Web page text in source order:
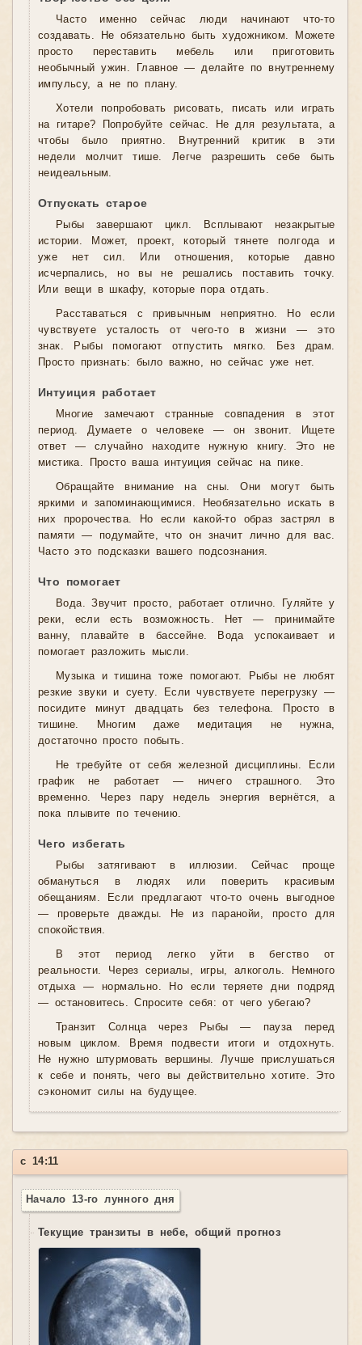
Часто именно сейчас люди начинают что-то
создавать. Не обязательно быть художником. Можете
просто переставить мебель или приготовить
необычный ужин. Главное — делайте по внутреннему
импульсу, а не по плану.
Хотели попробовать рисовать, писать или играть
на гитаре? Попробуйте сейчас. Не для результата, а
чтобы было приятно. Внутренний критик в эти
недели молчит тише. Легче разрешить себе быть
неидеальным.
Отпускать старое
Рыбы завершают цикл. Всплывают незакрытые
истории. Может, проект, который тянете полгода и
уже нет сил. Или отношения, которые давно
исчерпались, но вы не решались поставить точку.
Или вещи в шкафу, которые пора отдать.
Расставаться с привычным неприятно. Но если
чувствуете усталость от чего-то в жизни — это
знак. Рыбы помогают отпустить мягко. Без драм.
Просто признать: было важно, но сейчас уже нет.
Интуиция работает
Многие замечают странные совпадения в этот
период. Думаете о человеке — он звонит. Ищете
ответ — случайно находите нужную книгу. Это не
мистика. Просто ваша интуиция сейчас на пике.
Обращайте внимание на сны. Они могут быть
яркими и запоминающимися. Необязательно искать в
них пророчества. Но если какой-то образ застрял в
памяти — подумайте, что он значит лично для вас.
Часто это подсказки вашего подсознания.
Что помогает
Вода. Звучит просто, работает отлично. Гуляйте у
реки, если есть возможность. Нет — принимайте
ванну, плавайте в бассейне. Вода успокаивает и
помогает разложить мысли.
Музыка и тишина тоже помогают. Рыбы не любят
резкие звуки и суету. Если чувствуете перегрузку —
посидите минут двадцать без телефона. Просто в
тишине. Многим даже медитация не нужна,
достаточно просто побыть.
Не требуйте от себя железной дисциплины. Если
график не работает — ничего страшного. Это
временно. Через пару недель энергия вернётся, а
пока плывите по течению.
Чего избегать
Рыбы затягивают в иллюзии. Сейчас проще
обмануться в людях или поверить красивым
обещаниям. Если предлагают что-то очень выгодное
— проверьте дважды. Не из паранойи, просто для
спокойствия.
В этот период легко уйти в бегство от
реальности. Через сериалы, игры, алкоголь. Немного
отдыха — нормально. Но если теряете дни подряд
— остановитесь. Спросите себя: от чего убегаю?
Транзит Солнца через Рыбы — пауза перед
новым циклом. Время подвести итоги и отдохнуть.
Не нужно штурмовать вершины. Лучше прислушаться
к себе и понять, чего вы действительно хотите. Это
сэкономит силы на будущее.
с 14:11
Начало 13-го лунного дня
Текущие транзиты в небе, общий прогноз